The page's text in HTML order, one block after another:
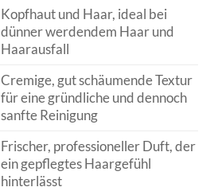
Kopfhaut und Haar, ideal bei
dünner werdendem Haar und
Haarausfall
Cremige, gut schäumende Textur
für eine gründliche und dennoch
sanfte Reinigung
Frischer, professioneller Duft, der
ein gepflegtes Haargefühl
hinterlässt